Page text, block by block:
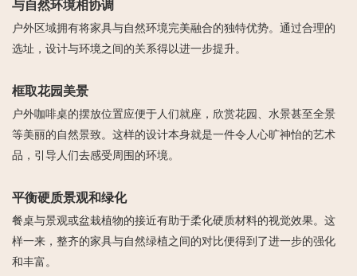
与自然环境相协调
户外区域拥有将家具与自然环境完美融合的独特优势。通过合理的
选址，设计与环境之间的关系得以进一步提升。
框取花园美景
户外咖啡桌的摆放位置应便于人们就座，欣赏花园、水景甚至全景
等美丽的自然景致。这样的设计本身就是一件令人心旷神怡的艺术
品，引导人们去感受周围的环境。
平衡硬质景观和绿化
餐桌与景观或盆栽植物的接近有助于柔化硬质材料的视觉效果。这
样一来，整齐的家具与自然绿植之间的对比便得到了进一步的强化
和丰富。